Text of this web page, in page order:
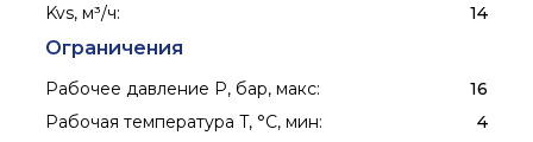
Kvs, м³/ч: 14
Ограничения
Рабочее давление P, бар, макс:
16
Рабочая температура T, °C, мин:
4